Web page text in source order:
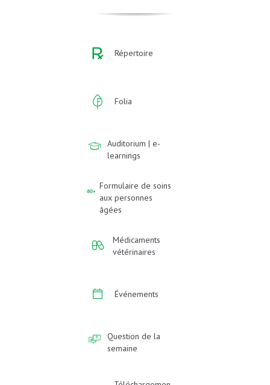
Répertoire
Folia
Auditorium | e-
learnings
Formulaire de soins
aux personnes
âgées
Médicaments
vétérinaires
Événements
Question de la
semaine